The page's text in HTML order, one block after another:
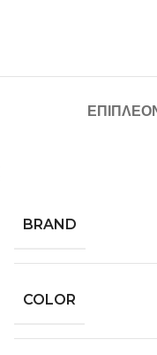
BRAND
COLOR